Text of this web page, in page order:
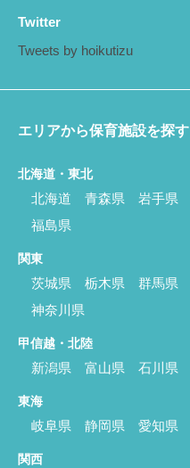
Twitter
Tweets by hoikutizu
エリアから保育施設を探す
北海道・東北
北海道 青森県 岩手県
福島県
関東
茨城県 栃木県 群馬県
神奈川県
甲信越・北陸
新潟県 富山県 石川県
東海
岐阜県 静岡県 愛知県
関西